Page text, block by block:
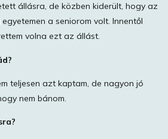
állásra, de közben kiderült, hogy az
a seniorom volt. Innentől
volna ezt az állást.
teljesen azt kaptam, de nagyon jó
nem bánom.